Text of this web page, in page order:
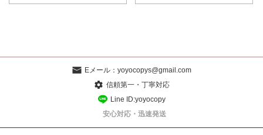
Eメール： yoyocopys@gmail.com
信頼第一・丁寧対応
Line ID:yoyocopy
安心対応・迅速発送